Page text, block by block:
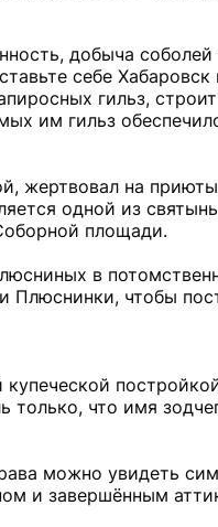
добыча
себе
гильз,
им гильз
жертвовал на
одной из
площади.
в
Плюснинки, чтобы
что имя
можно увидеть
и завершённым